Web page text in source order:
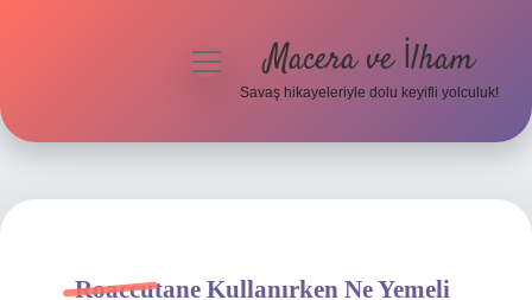
menüyüMacera ve İlham
Savaş hikayeleriyle dolu keyifli yolculuk!
Roaccutane Kullanırken Ne Yemeli